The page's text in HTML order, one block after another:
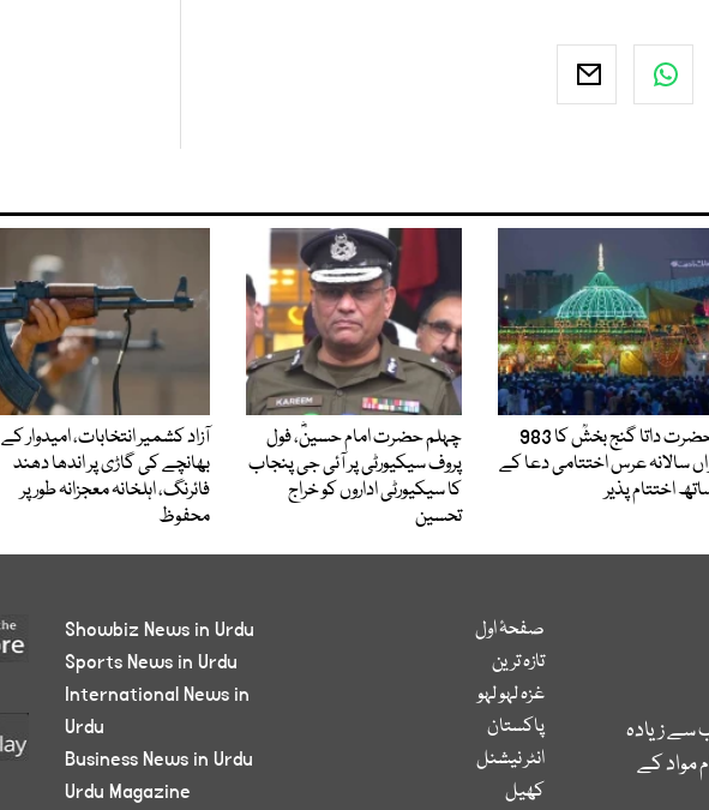
حضرت داتا گنج بخشؒ کا 983
سالانہ عرس اختتامی دعا کے
اختتام پذیر
چہلم حضرت امام حسینؓ، فول
پروف سیکیورٹی پر آئی جی پنجاب
کا سیکیورٹی اداروں کو خراج
تحسین
آزاد کشمیر انتخابات، امیدوار کے
بھانچے کی گاڑی پر اندھا دھند
فائرنگ، اہلخانہ معجزانہ طور پر
محفوظ
سے زیادہ
مواد کے
صفحۂ اول
تازہ ترین
غزہ لہو لہو
پاکستان
انٹر نیشنل
کھیل
Showbiz News in Urdu
Sports News in Urdu
International News in
Urdu
Business News in Urdu
Urdu Magazine